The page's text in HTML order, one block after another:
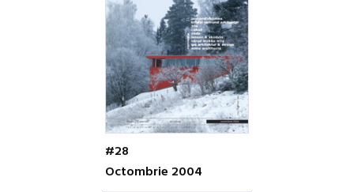
#28
Octombrie 2004